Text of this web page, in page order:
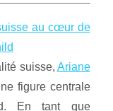
au cœur de
suisse, Ariane
figure centrale
En tant que